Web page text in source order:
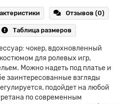
Отзывов (0)
Таблица размеров
чокер, вдохновленный
для ролевых игр,
Можно надеть под платье и
заинтересованные взгляды
подойдет на любой
по современным